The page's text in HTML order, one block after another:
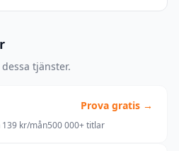
tjänster.
Prova gratis →
139 kr/mån500 000+ titlar